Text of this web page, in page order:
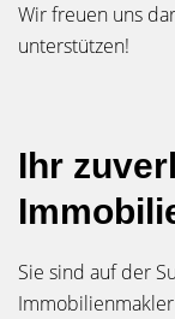
Wir freuen uns
unterstützen!
Ihr
Sie sind auf der